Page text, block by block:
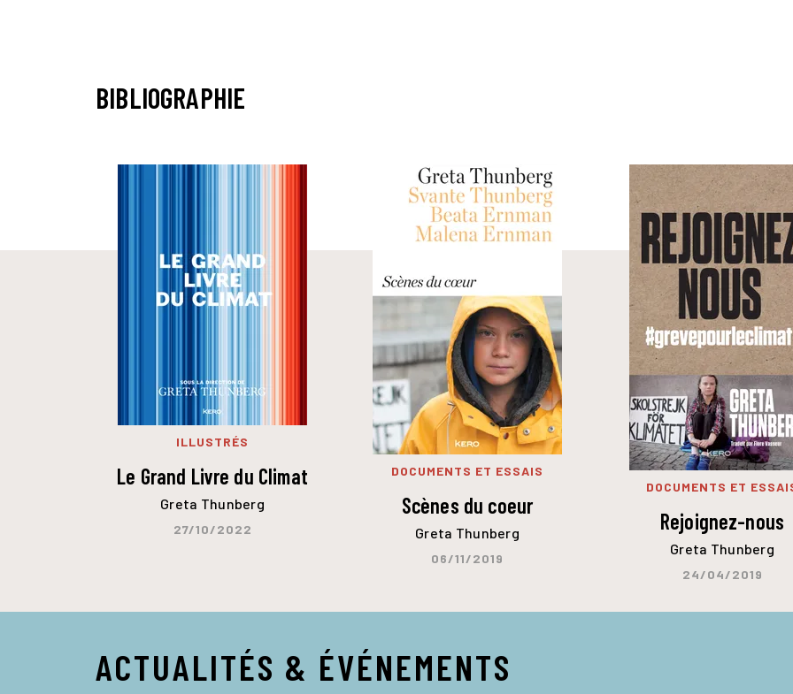
BIBLIOGRAPHIE
ILLUSTRÉS
Le Grand Livre du Climat
Greta Thunberg
27/10/2022
DOCUMENTS ET ESSAIS
Scènes du coeur
Greta Thunberg
06/11/2019
DOCUMENTS ET
Rejoignez-nous
Greta Thunberg
24/04/2019
ACTUALITÉS & ÉVÉNEMENTS